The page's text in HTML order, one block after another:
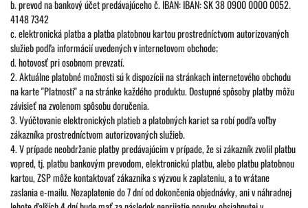
b. prevod na bankový účet predávajúceho č. IBAN: IBAN: SK 38 0900 0000 0052.
4148 7342
c. elektronická platba a platba platobnou kartou prostredníctvom autorizovaných
služieb podľa informácií uvedených v internetovom obchode;
d. hotovosť pri osobnom prevzatí.
2. Aktuálne platobné možnosti sú k dispozícii na stránkach internetového obchodu
na karte "Platnosti" a na stránke každého produktu. Dostupné spôsoby platby môžu
závisieť na zvolenom spôsobu doručenia.
3. Vyúčtovanie elektronických platieb a platobných kariet sa robí podľa voľby
zákazníka prostredníctvom autorizovaných služieb.
4. V prípade neobdržanie platby predávajúcim v prípade, že si zákazník zvolil platbu
vopred, tj. platbu bankovým prevodom, elektronickú platbu, alebo platbu platobnou
kartou, ZSP môže kontaktovať zákazníka s výzvou k zaplateniu, a to vrátane
zaslania e-mailu. Nezaplatenie do 7 dní od dokončenia objednávky, ani v náhradnej